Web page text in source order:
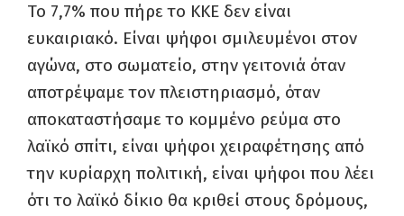
Το 7,7% που πήρε το ΚΚΕ δεν είναι
ευκαιριακό. Είναι ψήφοι σμιλευμένοι στον
αγώνα, στο σωματείο, στην γειτονιά όταν
αποτρέψαμε τον πλειστηριασμό, όταν
αποκαταστήσαμε το κομμένο ρεύμα στο
λαϊκό σπίτι, είναι ψήφοι χειραφέτησης από
την κυρίαρχη πολιτική, είναι ψήφοι που λέει
ότι το λαϊκό δίκιο θα κριθεί στους δρόμους,